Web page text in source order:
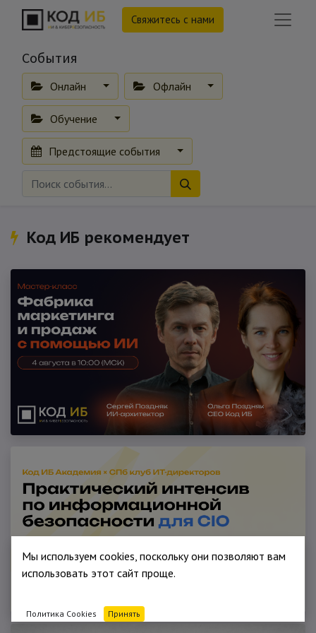
Свяжитесь с нами
События
Онлайн Офлайн
Обучение
Предстоящие события
Код ИБ рекомендует
Мы используем cookies, поскольку они позволяют вам
использовать этот сайт проще.
Политика Cookies Принять